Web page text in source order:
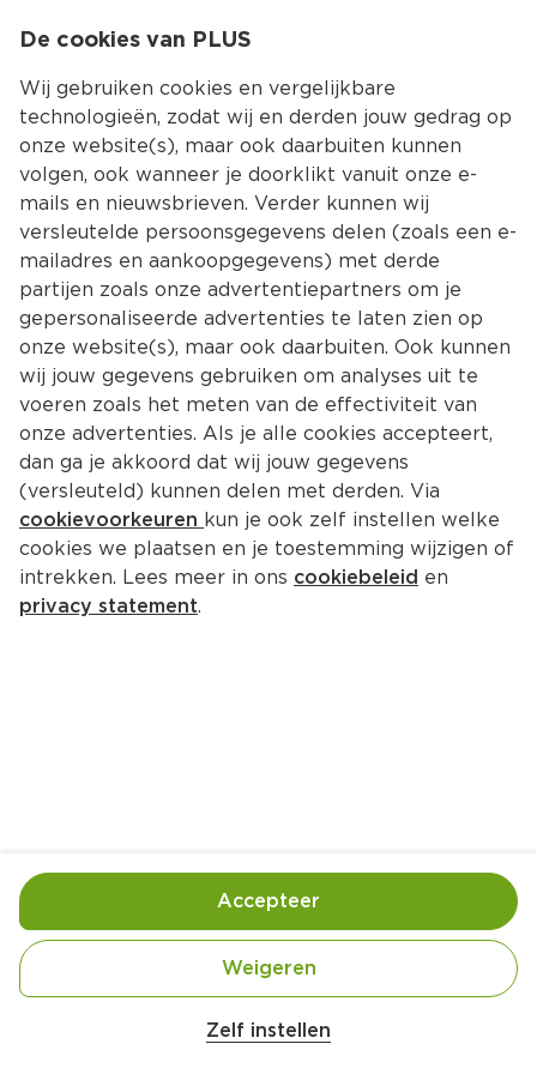
Kies jouw
Terug Producten
Koppejan Rijstcrackers/notenmix
Per Zak 220 g
Handige informatie over dit product
Ingekocht door jouw PLUS
De cookies van PLUS
Wij gebruiken cookies en vergelijkbare
technologieën, zodat wij en derden jouw gedrag op
onze website(s), maar ook daarbuiten kunnen
volgen, ook wanneer je doorklikt vanuit onze e-
mails en nieuwsbrieven. Verder kunnen wij
versleutelde persoonsgegevens delen (zoals een e-
mailadres en aankoopgegevens) met derde
partijen zoals onze advertentiepartners om je
gepersonaliseerde advertenties te laten zien op
onze website(s), maar ook daarbuiten. Ook kunnen
wij jouw gegevens gebruiken om analyses uit te
voeren zoals het meten van de effectiviteit van
onze advertenties. Als je alle cookies accepteert,
dan ga je akkoord dat wij jouw gegevens
(versleuteld) kunnen delen met derden. Via
cookievoorkeuren kun je ook zelf instellen welke
cookies we plaatsen en je toestemming wijzigen of
intrekken. Lees meer in ons cookiebeleid en
privacy statement.
Zelf instellen
Weigeren
Accepteer